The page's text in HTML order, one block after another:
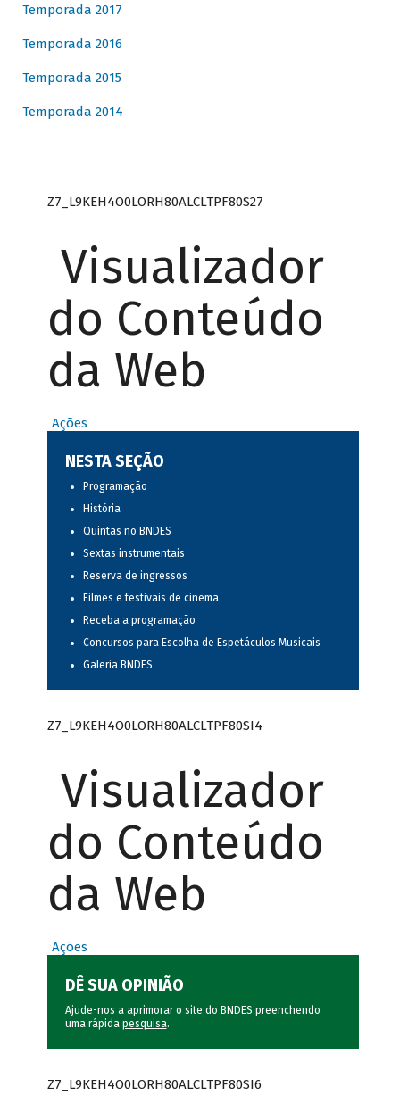
Temporada 2017
Temporada 2016
Temporada 2015
Temporada 2014
Z7_L9KEH4O0LORH80ALCLTPF80S27
Visualizador
do Conteúdo
da Web
Ações
NESTA SEÇÃO
Programação
História
Quintas no BNDES
Sextas instrumentais
Reserva de ingressos
Filmes e festivais de cinema
Receba a programação
Concursos para Escolha de Espetáculos Musicais
Galeria BNDES
Z7_L9KEH4O0LORH80ALCLTPF80SI4
Visualizador
do Conteúdo
da Web
Ações
DÊ SUA OPINIÃO
Ajude-nos a aprimorar o site do BNDES preenchendo
uma rápida pesquisa.
Z7_L9KEH4O0LORH80ALCLTPF80SI6